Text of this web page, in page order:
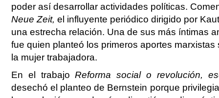
poder así desarrollar actividades políticas.
Neue Zeit, el influyente periódico dirigido por
una estrecha relación. Una de sus más íntimas
fue quien planteó los primeros aportes
la mujer trabajadora.
En el trabajoReforma social o revolución,
desechó el planteo de Bernstein porque